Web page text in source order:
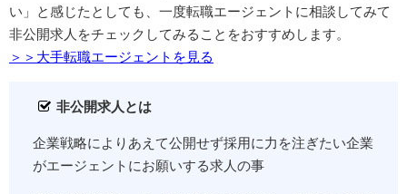
い」と感じたとしても、一度転職エージェントに相談してみて
非公開求人をチェックしてみることをおすすめします。
＞＞大手転職エージェントを見る
非公開求人とは
企業戦略によりあえて公開せず採用に力を注ぎたい企業
がエージェントにお願いする求人の事